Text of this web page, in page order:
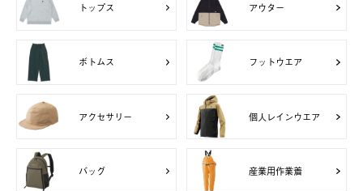
トップス アウター
ボトムス フットウエア
アクセサリー 個人レインウエア
バッグ 産業用作業着